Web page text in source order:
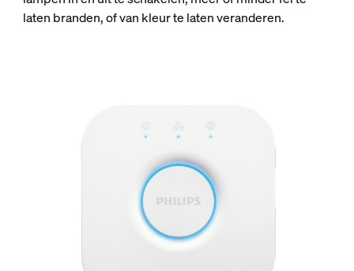
laten branden, of van kleur te laten veranderen.